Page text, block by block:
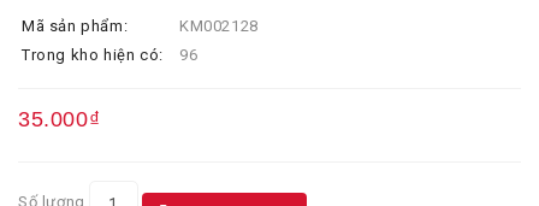
Mã sản phẩm:
KM002128
Trong kho hiện có:
96
35.000₫
Số lượng